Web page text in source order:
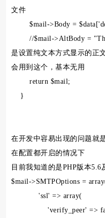
文件
$mail->Body =
//$mail->AltBody = "This
是设置纯文本方式显示的正
会用到这个，基本无用
return $mail;
}
在开发中容易出现的问题就
在配置都开启的情况下
目前我知道的是PHP版本5.6
$mail->SMTPOptions =
'ssl' => array(
'verify_peer' =>